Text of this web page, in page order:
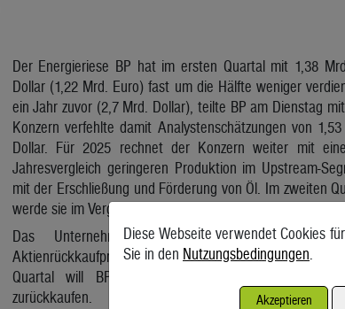
Der Energieriese BP hat im ersten Quartal mit 1,38
Dollar (1,22 Mrd. Euro) fast um die Hälfte weniger
ein Jahr zuvor (2,7 Mrd. Dollar), teilte BP am Dienstag
Konzern verfehlte damit Analystenschätzungen von 1,53
Dollar. Für 2025 rechnet der Konzern weiter mit
Jahresvergleich geringeren Produktion im Upstream-
mit der Erschließung und Förderung von Öl. Im zweiten
werde sie im Vergleich zum Jahresauftakt stabil bleiben.
Das Unternehmen setzte im ersten
Aktienrückkaufprogramm von 750 Mio. Dollar um. Im
Quartal will BP Aktien in der gleichen
zurückkaufen.
Diese Webseite verwendet Cookies
Sie in den Nutzungsbedingungen.
Akzeptieren